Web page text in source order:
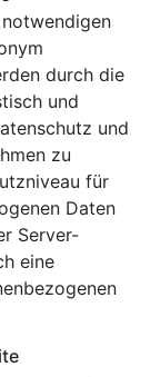
durch die
und
und
zu
für
Daten
Server-
eine